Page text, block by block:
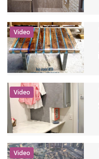
Video
Video
Video